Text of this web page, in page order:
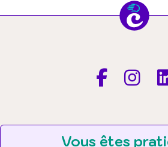
Vous êtes